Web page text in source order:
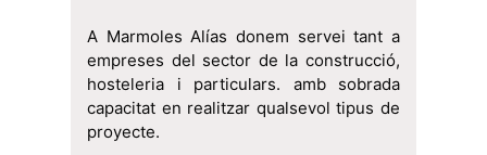
A Marmoles Alías donem servei tant a
empreses del sector de la construcció,
hosteleria i particulars. amb sobrada
capacitat en realitzar qualsevol tipus de
proyecte.